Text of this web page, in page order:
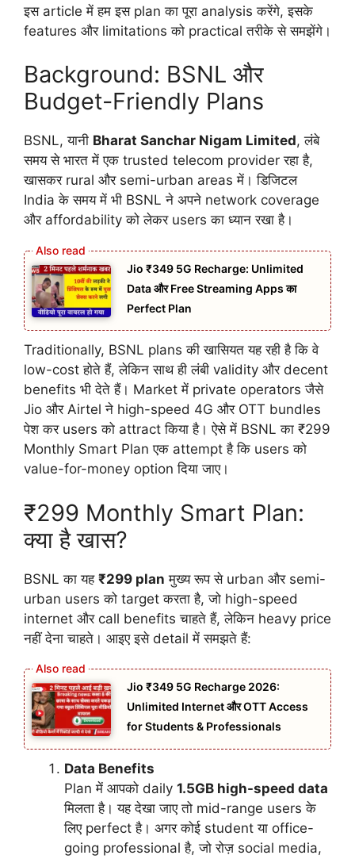
इस article में हम इस plan का पूरा analysis करेंगे, इसके
features और limitations को practical तरीके से समझेंगे।
Background: BSNL और
Budget-Friendly Plans
BSNL, यानी Bharat Sanchar Nigam Limited, लंबे
समय से भारत में एक trusted telecom provider रहा है,
खासकर rural और semi-urban areas में। डिजिटल
India के समय में भी BSNL ने अपने network coverage
और affordability को लेकर users का ध्यान रखा है।
Jio ₹349 5G Recharge: Unlimited
Data और Free Streaming Apps का
Perfect Plan
Traditionally, BSNL plans की खासियत यह रही है कि वे
low-cost होते हैं, लेकिन साथ ही लंबी validity और decent
benefits भी देते हैं। Market में private operators जैसे
Jio और Airtel ने high-speed 4G और OTT bundles
पेश कर users को attract किया है। ऐसे में BSNL का ₹299
Monthly Smart Plan एक attempt है कि users को
value-for-money option दिया जाए।
₹299 Monthly Smart Plan:
क्या है खास?
BSNL का यह ₹299 plan मुख्य रूप से urban और semi-
urban users को target करता है, जो high-speed
internet और call benefits चाहते हैं, लेकिन heavy price
नहीं देना चाहते। आइए इसे detail में समझते हैं:
Jio ₹349 5G Recharge 2026:
Unlimited Internet और OTT Access
for Students & Professionals
Data Benefits
Plan में आपको daily 1.5GB high-speed data
मिलता है। यह देखा जाए तो mid-range users के
लिए perfect है। अगर कोई student या office-
going professional है, जो रोज़ social media,